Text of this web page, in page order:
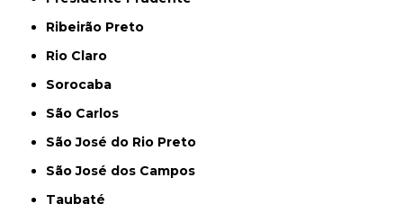
Ribeirão Preto
Rio Claro
Sorocaba
São Carlos
São José do Rio Preto
São José dos Campos
Taubaté